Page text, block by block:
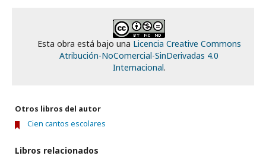
Esta obra está bajo una Licencia Creative Commons
Atribución-NoComercial-SinDerivadas 4.0
Internacional.
Otros libros del autor
Cien cantos escolares
Libros relacionados